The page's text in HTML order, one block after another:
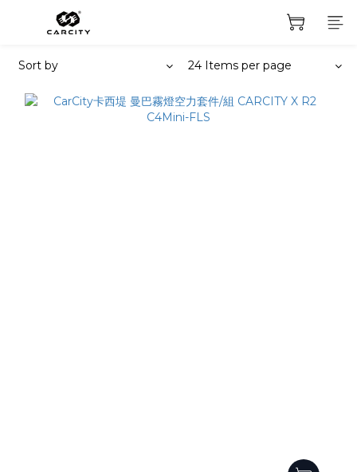
Sort by 24 Items per page